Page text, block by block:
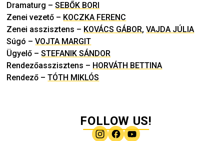
Dramaturg –SEBŐK BORI
Zenei vezető – KOCZKA FERENC
Zenei asszisztens – KOVÁCS GÁBOR,VAJDA JÚLIA
Súgó –VOJTA MARGIT
Ügyelő –STEFANIK SÁNDOR
Rendezőasszisztens – HORVÁTH BETTINA
Rendező –TÓTH MIKLÓS
FOLLOW US!